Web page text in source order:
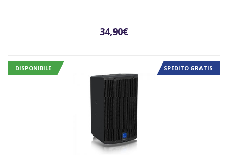
34,90€
DISPONIBILE SPEDITO GRATIS